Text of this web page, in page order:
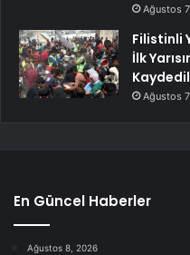
Ağustos
Filistinli
İlk
Ağustos
En Güncel Haberler
Ağustos 8, 2026